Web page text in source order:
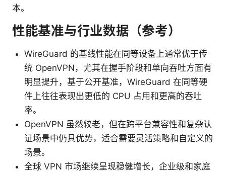
本。
性能基准与行业数据（参考）
WireGuard 的基线性能在同等设备上通常优于传
统 OpenVPN，尤其在握手阶段和单向吞吐方面有
明显提升，基于公开基准，WireGuard 在同等硬
件上往往表现出更低的 CPU 占用和更高的吞吐
率。
OpenVPN 虽然较老，但在跨平台兼容性和复杂认
证场景中仍具优势，适合需要灵活策略和自定义的
场景。
全球 VPN 市场继续呈现稳健增长，企业级和家庭